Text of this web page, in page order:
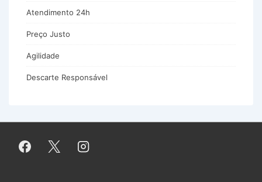
Atendimento 24h
Preço Justo
Agilidade
Descarte Responsável